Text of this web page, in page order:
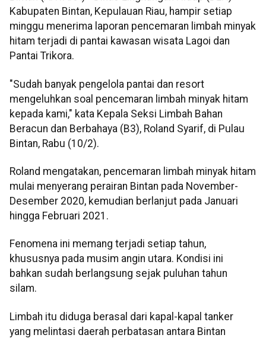
Kabupaten Bintan, Kepulauan Riau, hampir setiap
minggu menerima laporan pencemaran limbah minyak
hitam terjadi di pantai kawasan wisata Lagoi dan
Pantai Trikora.
"Sudah banyak pengelola pantai dan resort
mengeluhkan soal pencemaran limbah minyak hitam
kepada kami," kata Kepala Seksi Limbah Bahan
Beracun dan Berbahaya (B3), Roland Syarif, di Pulau
Bintan, Rabu (10/2).
Roland mengatakan, pencemaran limbah minyak hitam
mulai menyerang perairan Bintan pada November-
Desember 2020, kemudian berlanjut pada Januari
hingga Februari 2021.
Fenomena ini memang terjadi setiap tahun,
khususnya pada musim angin utara. Kondisi ini
bahkan sudah berlangsung sejak puluhan tahun
silam.
Limbah itu diduga berasal dari kapal-kapal tanker
yang melintasi daerah perbatasan antara Bintan